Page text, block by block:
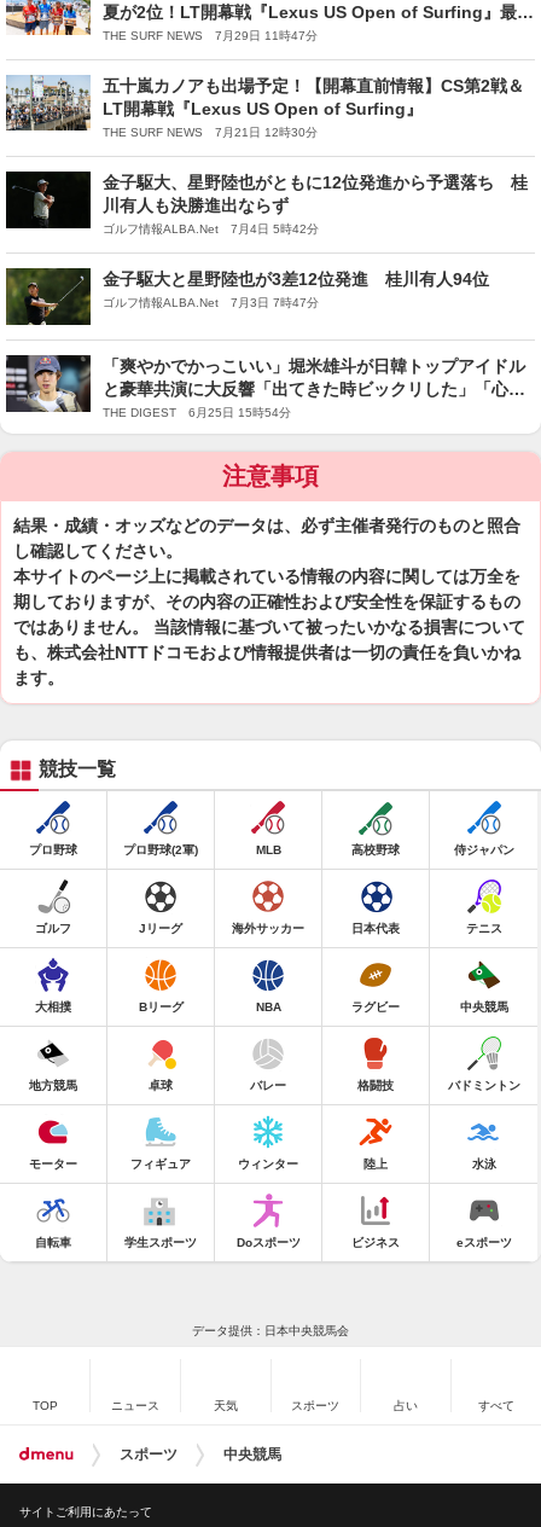
夏が2位！LT開幕戦『Lexus US Open of Surfing』最終
日
THE SURF NEWS 7月29日 11時47分
五十嵐カノアも出場予定！【開幕直前情報】CS第2戦＆
LT開幕戦『Lexus US Open of Surfing』
THE SURF NEWS 7月21日 12時30分
金子駆大、星野陸也がともに12位発進から予選落ち 桂
川有人も決勝進出ならず
ゴルフ情報ALBA.Net 7月4日 5時42分
金子駆大と星野陸也が3差12位発進 桂川有人94位
ゴルフ情報ALBA.Net 7月3日 7時47分
「爽やかでかっこいい」堀米雄斗が日韓トップアイドル
と豪華共演に大反響「出てきた時ビックリした」「心臓
止まる」
THE DIGEST 6月25日 15時54分
注意事項
結果・成績・オッズなどのデータは、必ず主催者発行のものと照合
し確認してください。
本サイトのページ上に掲載されている情報の内容に関しては万全を
期しておりますが、その内容の正確性および安全性を保証するもの
ではありません。 当該情報に基づいて被ったいかなる損害について
も、株式会社NTTドコモおよび情報提供者は一切の責任を負いかね
ます。
競技一覧
プロ野球 プロ野球(2軍) MLB 高校野球 侍ジャパン
ゴルフ Jリーグ 海外サッカー 日本代表 テニス
大相撲 Bリーグ NBA ラグビー 中央競馬
地方競馬 卓球 バレー 格闘技 バドミントン
モーター フィギュア ウィンター 陸上 水泳
自転車 学生スポーツ Doスポーツ ビジネス eスポーツ
データ提供：日本中央競馬会
TOP ニュース 天気 スポーツ 占い すべて
スポーツ 中央競馬
サイトご利用にあたって